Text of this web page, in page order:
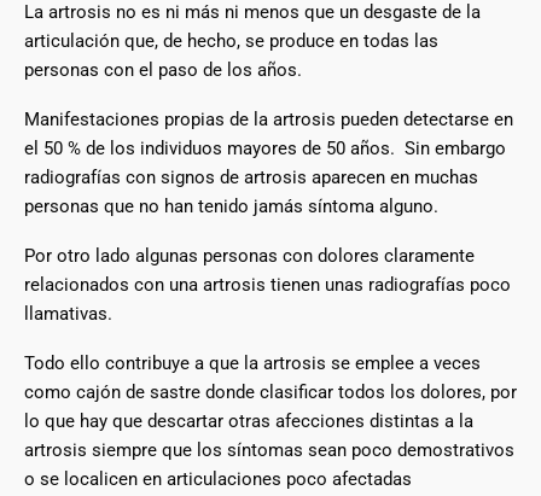
La artrosis no es ni más ni menos que un desgaste de la
articulación que, de hecho, se produce en todas las
personas con el paso de los años.
Manifestaciones propias de la artrosis pueden detectarse en
el 50 % de los individuos mayores de 50 años. Sin embargo
radiografías con signos de artrosis aparecen en muchas
personas que no han tenido jamás síntoma alguno.
Por otro lado algunas personas con dolores claramente
relacionados con una artrosis tienen unas radiografías poco
llamativas.
Todo ello contribuye a que la artrosis se emplee a veces
como cajón de sastre donde clasificar todos los dolores, por
lo que hay que descartar otras afecciones distintas a la
artrosis siempre que los síntomas sean poco demostrativos
o se localicen en articulaciones poco afectadas